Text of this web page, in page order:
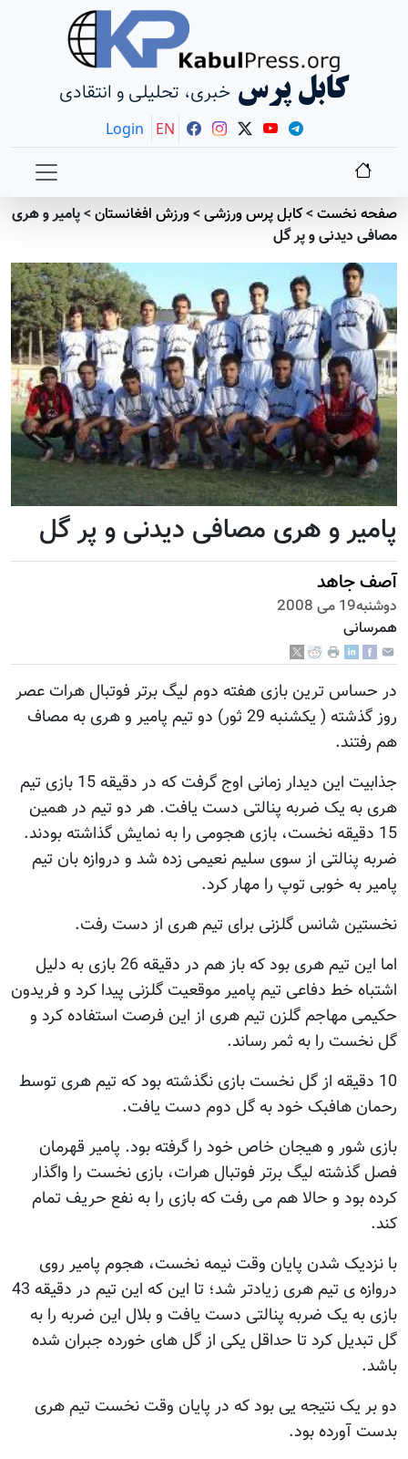
کابل پرس خبری، تحلیلی و انتقادی
Login EN
صفحه نخست>کابل پرس ورزشی>ورزش افغانستان>پامیر و هری
مصافی دیدنی و پر گل
پامیر و هری مصافی دیدنی و پر گل
آصف جاهد
دوشنبه19 می 2008
همرسانی
در حساس ترین بازی هفته دوم لیگ برتر فوتبال هرات عصر
روز گذشته ( یکشنبه 29 ثور) دو تیم پامیر و هری به مصاف
هم رفتند.
جذابیت این دیدار زمانی اوج گرفت که در دقیقه 15 بازی تیم
هری به یک ضربه پنالتی دست یافت. هر دو تیم در همین
15 دقیقه نخست، بازی هجومی را به نمایش گذاشته بودند.
ضربه پنالتی از سوی سلیم نعیمی زده شد و دروازه بان تیم
پامیر به خوبی توپ را مهار کرد.
نخستین شانس گلزنی برای تیم هری از دست رفت.
اما این تیم هری بود که باز هم در دقیقه 26 بازی به دلیل
اشتباه خط دفاعی تیم پامیر موقعیت گلزنی پیدا کرد و فریدون
حکیمی مهاجم گلزن تیم هری از این فرصت استفاده کرد و
گل نخست را به ثمر رساند.
10 دقیقه از گل نخست بازی نگذشته بود که تیم هری توسط
رحمان هافبک خود به گل دوم دست یافت.
بازی شور و هیجان خاص خود را گرفته بود. پامیر قهرمان
فصل گذشته لیگ برتر فوتبال هرات، بازی نخست را واگذار
کرده بود و حالا هم می رفت که بازی را به نفع حریف تمام
کند.
با نزدیک شدن پایان وقت نیمه نخست، هجوم پامیر روی
دروازه ی تیم هری زیادتر شد؛ تا این که این تیم در دقیقه 43
بازی به یک ضربه پنالتی دست یافت و بلال این ضربه را به
گل تبدیل کرد تا حداقل یکی از گل های خورده جبران شده
باشد.
دو بر یک نتیجه یی بود که در پایان وقت نخست تیم هری
بدست آورده بود.